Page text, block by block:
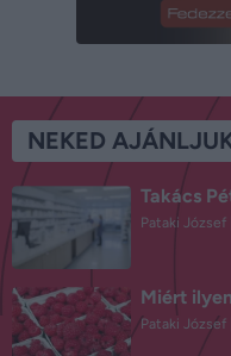
NEKED
Takács
Pataki József
Miért
Pataki József